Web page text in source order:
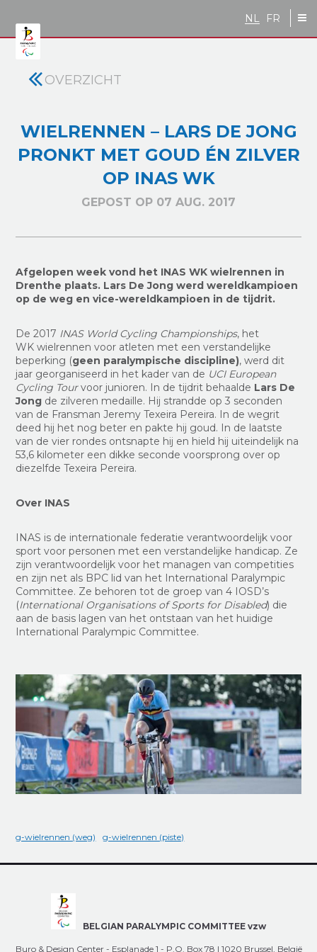
NL FR
OVERZICHT
WIELRENNEN – LARS DE JONG
PRONKT MET GOUD ÉN ZILVER
OP INAS WK
GEPOST OP 07 AUG. 2017
Afgelopen week vond het INAS WK wielrennen in
Drenthe plaats. Lars De Jong werd wereldkampioen
op de weg en vice-wereldkampioen in de tijdrit.
De 2017 INAS World Cycling Championships, het
WK wielrennen voor atleten met een verstandelijke
beperking (geen paralympische discipline), werd dit
jaar georganiseerd in het kader van de UCI European
Cycling Tourvoor junioren. In de tijdrit behaalde Lars De
Jong de zilveren medaille. Hij strandde op 3 seconden
van de Fransman Jeremy Texeira Pereira. In de wegrit
deed hij het nog beter en pakte hij goud. In de laatste
van de vier rondes ontsnapte hij en hield hij uiteindelijk na
53,6 kilometer een dikke seconde voorsprong over op
diezelfde Texeira Pereira.
Over INAS
INAS is de internationale federatie verantwoordelijk voor
sport voor personen met een verstandelijke handicap. Ze
zijn verantwoordelijk voor het managen van competities
en zijn net als BPC lid van het International Paralympic
Committee. Ze behoren tot de groep van 4 IOSD’s
(International Organisations of Sports for Disabled) die
aan de basis lagen van het ontstaan van het huidige
International Paralympic Committee.
g-wielrennen (weg) g-wielrennen (piste)
BELGIAN PARALYMPIC COMMITTEE vzw
Buro & Design Center - Esplanade 1 - P.O. Box 78 | 1020 Brussel, België